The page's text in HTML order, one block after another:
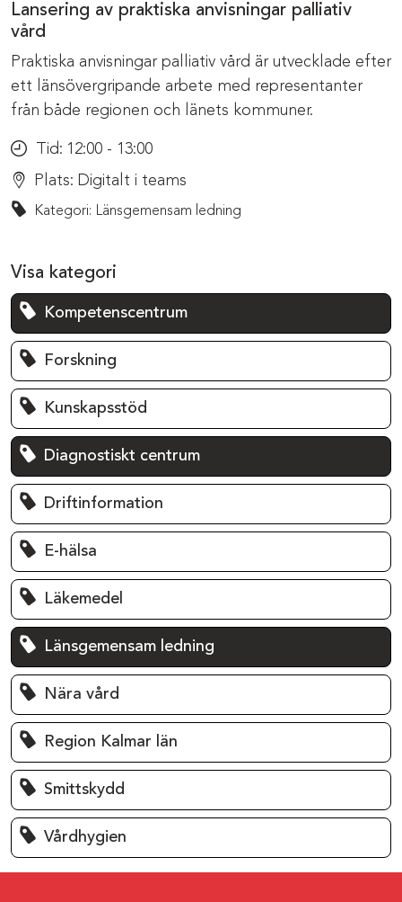
Lansering av praktiska anvisningar palliativ
vård
Praktiska anvisningar palliativ vård är utvecklade efter
ett länsövergripande arbete med representanter
från både regionen och länets kommuner.
Tid: 12:00 - 13:00
Plats: Digitalt i teams
Kategori: Länsgemensam ledning
Visa kategori
Kompetenscentrum
Forskning
Kunskapsstöd
Diagnostiskt centrum
Driftinformation
E-hälsa
Läkemedel
Länsgemensam ledning
Nära vård
Region Kalmar län
Smittskydd
Vårdhygien